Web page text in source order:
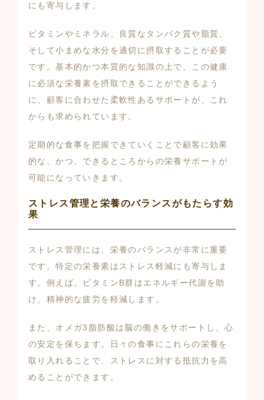
にも寄与します。
ビタミンやミネラル、良質なタンパク質や脂質、
そして小まめな水分を適切に摂取することが必要
です。基本的かつ本質的な知識の上で、この健康
に必須な栄養素を摂取できることができるよう
に、顧客に合わせた柔軟性あるサポートが、これ
からも求められています。
定期的な食事を把握できていくことで顧客に効果
的な、かつ、できるところからの栄養サポートが
可能になっていきます。
ストレス管理と栄養のバランスがもたらす効
果
ストレス管理には、栄養のバランスが非常に重要
です。特定の栄養素はストレス軽減にも寄与しま
す。例えば、ビタミンB群はエネルギー代謝を助
け、精神的な疲労を軽減します。
また、オメガ3脂肪酸は脳の働きをサポートし、心
の安定を保ちます。日々の食事にこれらの栄養を
取り入れることで、ストレスに対する抵抗力を高
めることができます。